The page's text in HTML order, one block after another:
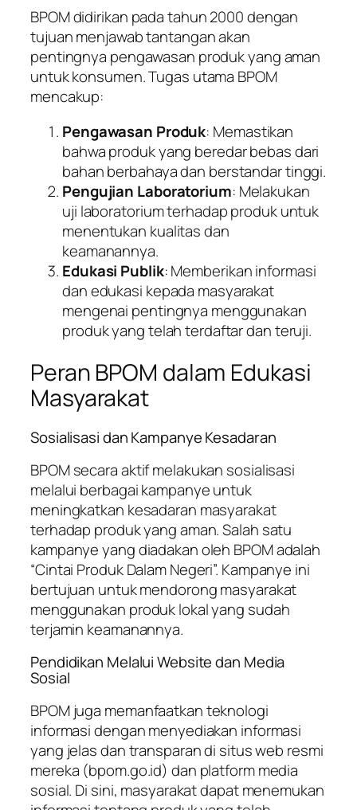
BPOM didirikan pada tahun 2000 dengan
tujuan menjawab tantangan akan
pentingnya pengawasan produk yang aman
untuk konsumen. Tugas utama BPOM
mencakup:
Pengawasan Produk: Memastikan
bahwa produk yang beredar bebas dari
bahan berbahaya dan berstandar tinggi.
Pengujian Laboratorium: Melakukan
uji laboratorium terhadap produk untuk
menentukan kualitas dan
keamanannya.
Edukasi Publik: Memberikan informasi
dan edukasi kepada masyarakat
mengenai pentingnya menggunakan
produk yang telah terdaftar dan teruji.
Peran BPOM dalam Edukasi
Masyarakat
Sosialisasi dan Kampanye Kesadaran
BPOM secara aktif melakukan sosialisasi
melalui berbagai kampanye untuk
meningkatkan kesadaran masyarakat
terhadap produk yang aman. Salah satu
kampanye yang diadakan oleh BPOM adalah
“Cintai Produk Dalam Negeri”. Kampanye ini
bertujuan untuk mendorong masyarakat
menggunakan produk lokal yang sudah
terjamin keamanannya.
Pendidikan Melalui Website dan Media
Sosial
BPOM juga memanfaatkan teknologi
informasi dengan menyediakan informasi
yang jelas dan transparan di situs web resmi
mereka (bpom.go.id) dan platform media
sosial. Di sini, masyarakat dapat menemukan